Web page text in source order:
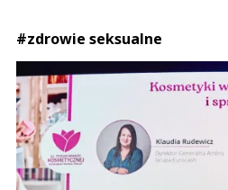
#zdrowie seksualne